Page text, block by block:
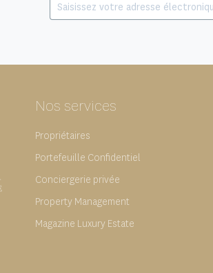
Nos services
Propriétaires
Portefeuille Confidentiel
Conciergerie privée
Property Management
Magazine Luxury Estate